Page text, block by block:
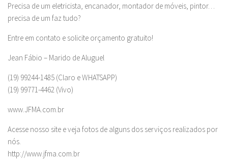
Precisa de um eletricista, encanador, montador de móveis, pintor…
precisa de um faz tudo?
Entre em contato e solicite orçamento gratuito!
Jean Fábio – Marido de Aluguel
(19) 99244-1485 (Claro e WHATSAPP)
(19) 99771-4462 (Vivo)
www.JFMA.com.br
Acesse nosso site e veja fotos de alguns dos serviços realizados por
nós.
http://www.jfma.com.br